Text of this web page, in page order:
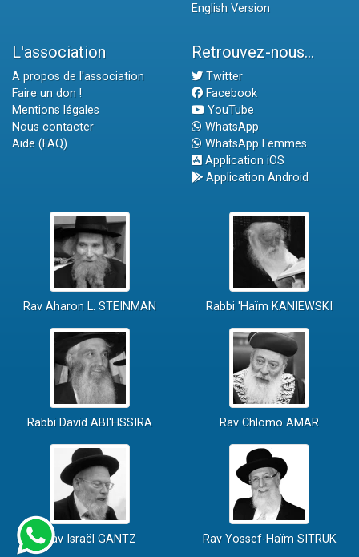
English Version
L'association
A propos de l'association
Faire un don !
Mentions légales
Nous contacter
Aide (FAQ)
Retrouvez-nous...
Twitter
Facebook
YouTube
WhatsApp
WhatsApp Femmes
Application iOS
Application Android
Rav Aharon L. STEINMAN Rabbi 'Haïm KANIEWSKI
Rabbi David ABI'HSSIRA Rav Chlomo AMAR
Rav Israël GANTZ Rav Yossef-Haïm SITRUK